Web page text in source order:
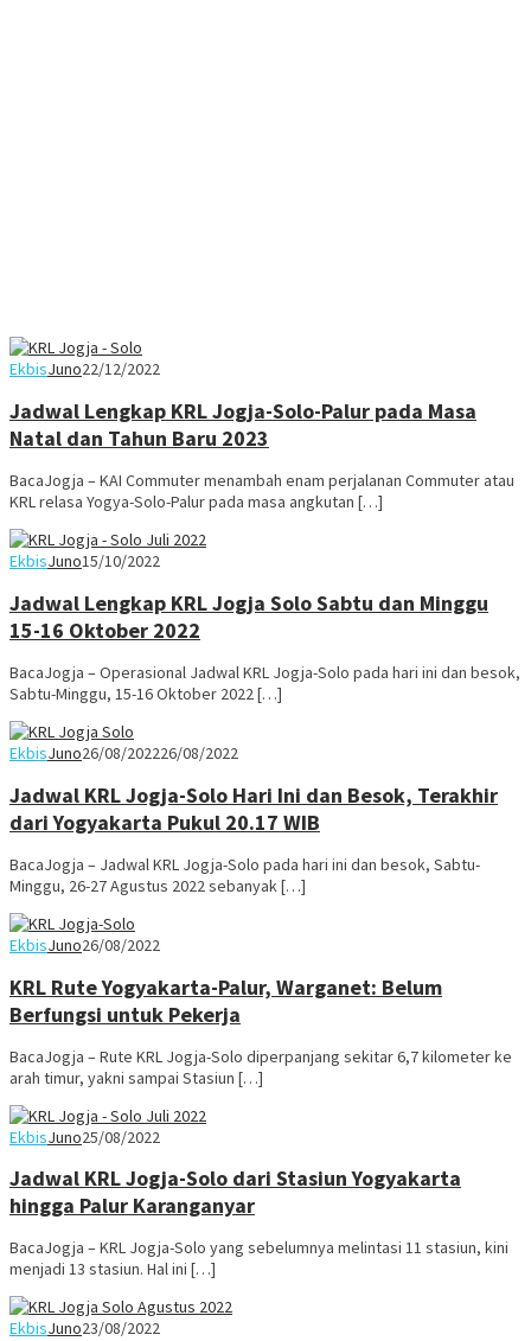
EkbisJuno22/12/2022
Jadwal Lengkap KRL Jogja-Solo-Palur pada Masa
Natal dan Tahun Baru 2023
BacaJogja – KAI Commuter menambah enam perjalanan Commuter atau
KRL relasa Yogya-Solo-Palur pada masa angkutan […]
EkbisJuno15/10/2022
Jadwal Lengkap KRL Jogja Solo Sabtu dan Minggu
15-16 Oktober 2022
BacaJogja – Operasional Jadwal KRL Jogja-Solo pada hari ini dan besok,
Sabtu-Minggu, 15-16 Oktober 2022 […]
EkbisJuno26/08/202226/08/2022
Jadwal KRL Jogja-Solo Hari Ini dan Besok, Terakhir
dari Yogyakarta Pukul 20.17 WIB
BacaJogja – Jadwal KRL Jogja-Solo pada hari ini dan besok, Sabtu-
Minggu, 26-27 Agustus 2022 sebanyak […]
EkbisJuno26/08/2022
KRL Rute Yogyakarta-Palur, Warganet: Belum
Berfungsi untuk Pekerja
BacaJogja – Rute KRL Jogja-Solo diperpanjang sekitar 6,7 kilometer ke
arah timur, yakni sampai Stasiun […]
EkbisJuno25/08/2022
Jadwal KRL Jogja-Solo dari Stasiun Yogyakarta
hingga Palur Karanganyar
BacaJogja – KRL Jogja-Solo yang sebelumnya melintasi 11 stasiun, kini
menjadi 13 stasiun. Hal ini […]
EkbisJuno23/08/2022